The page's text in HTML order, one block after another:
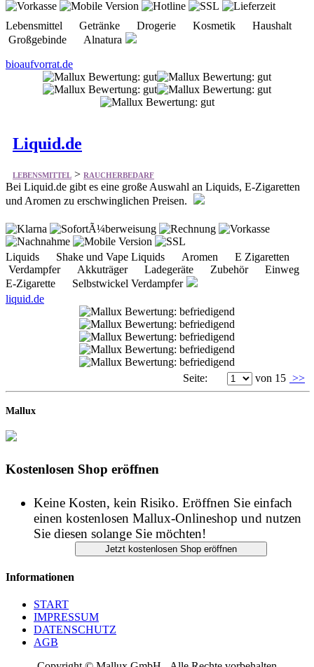
Lebensmittel Getränke Drogerie Kosmetik Haushalt
Großgebinde Alnatura
bioaufvorrat.de
Liquid.de
LEBENSMITTEL > RAUCHERBEDARF
Bei Liquid.de gibt es eine große Auswahl an Liquids, E-Zigaretten
und Aromen zu erschwinglichen Preisen.
Liquids Shake und Vape Liquids Aromen E Zigaretten
Verdampfer Akkuträger Ladegeräte Zubehör Einweg
E-Zigarette Selbstwickel Verdampfer
liquid.de
Seite: von 15 >>
Mallux
Kostenlosen Shop eröffnen
Keine Kosten, kein Risiko. Eröffnen Sie einfach
einen kostenlosen Mallux-Onlineshop und nutzen
Sie diesen solange Sie möchten!
Informationen
START
IMPRESSUM
DATENSCHUTZ
AGB